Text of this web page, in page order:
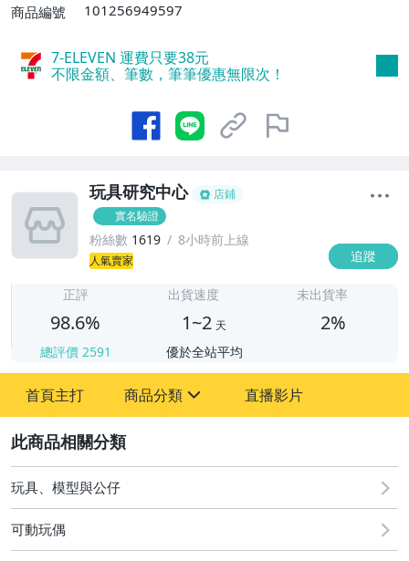
商品編號
101256949597
7-ELEVEN 運費只要38元
不限金額、筆數，筆筆優惠無限次！
玩具研究中心
店鋪
實名驗證
粉絲數 1619 8小時前上線
人氣賣家 追蹤
正評
98.6%
總評價 2591
出貨速度
1~2 天
優於全站平均
未出貨率
2%
首頁主打 商品分類
其它
直播影片
玩具、模型與公仔
可動玩偶